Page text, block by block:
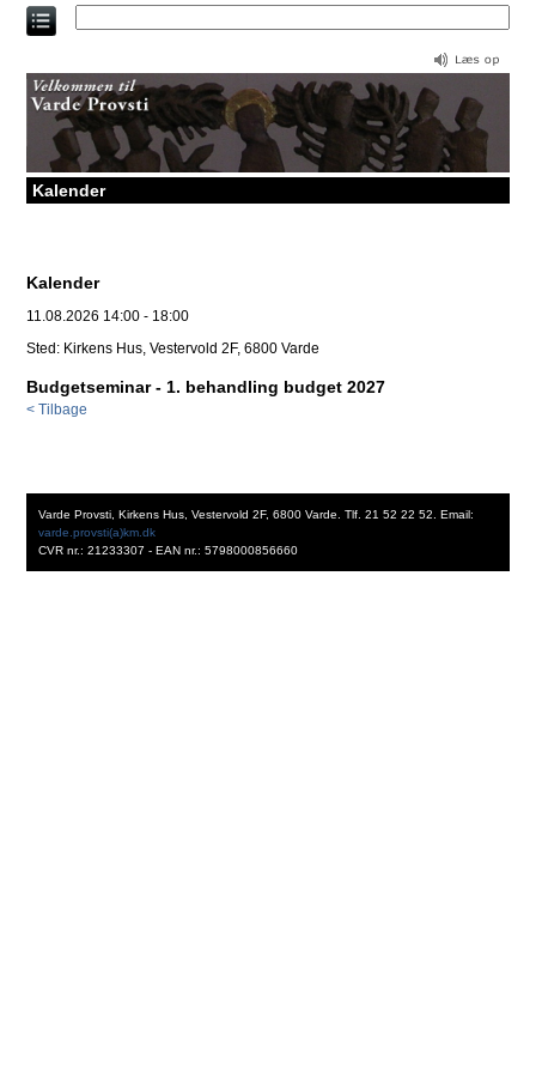
Direkte
til
Kalender
Kalender
11.08.2026 14:00 - 18:00
Sted: Kirkens Hus, Vestervold 2F, 6800 Varde
Budgetseminar - 1. behandling budget 2027
< Tilbage
Varde Provsti, Kirkens Hus, Vestervold 2F, 6800 Varde. Tlf. 21 52 22 52. Email:
varde.provsti(a)km.dk
CVR nr.: 21233307 - EAN nr.: 5798000856660